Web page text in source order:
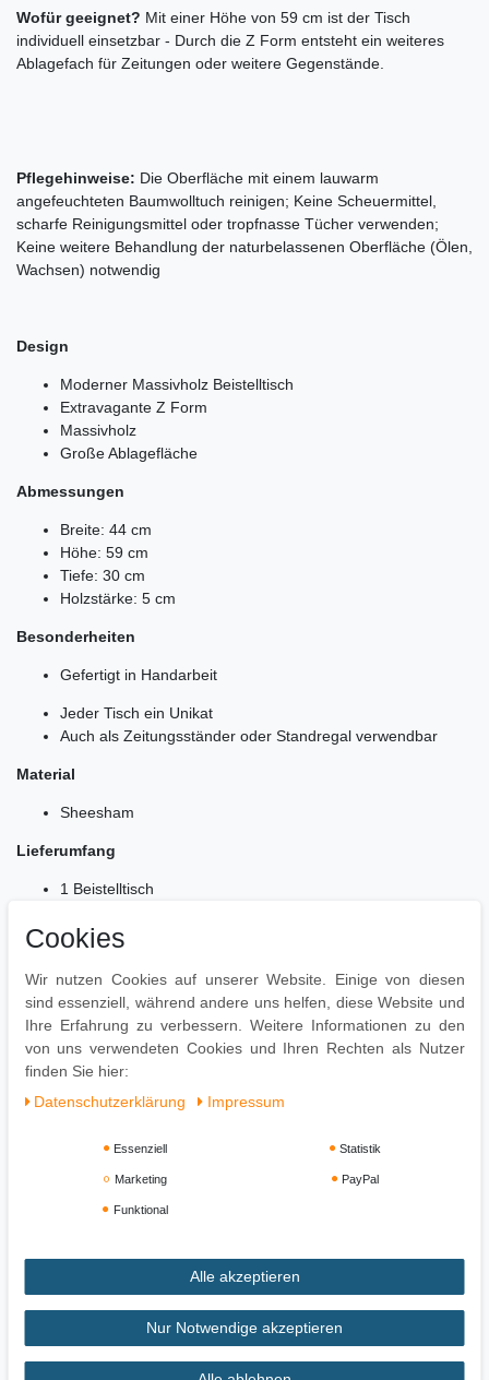
Wofür geeignet? Mit einer Höhe von 59 cm ist der Tisch
individuell einsetzbar - Durch die Z Form entsteht ein weiteres
Ablagefach für Zeitungen oder weitere Gegenstände.
Pflegehinweise: Die Oberfläche mit einem lauwarm
angefeuchteten Baumwolltuch reinigen; Keine Scheuermittel,
scharfe Reinigungsmittel oder tropfnasse Tücher verwenden;
Keine weitere Behandlung der naturbelassenen Oberfläche (Ölen,
Wachsen) notwendig
Design
Moderner Massivholz Beistelltisch
Extravagante Z Form
Massivholz
Große Ablagefläche
Abmessungen
Breite: 44 cm
Höhe: 59 cm
Tiefe: 30 cm
Holzstärke: 5 cm
Besonderheiten
Gefertigt in Handarbeit
Jeder Tisch ein Unikat
Auch als Zeitungsständer oder Standregal verwendbar
Material
Sheesham
Lieferumfang
1 Beistelltisch
Da es sich um Handarbeit und um ein Naturprodukt handelt
kommen
Montage
Lieferzustand: Montiert
Impressum Daten­schutz­erklärung AGB
Cookies
Wir nutzen Cookies auf unserer Website. Einige von diesen
sind essenziell, während andere uns helfen, diese Website und
Ihre Erfahrung zu verbessern. Weitere Informationen zu den
von uns verwendeten Cookies und Ihren Rechten als Nutzer
finden Sie hier:
Daten­schutz­erklärung
Impressum
Essenziell Statistik
Marketing PayPal
Funktional
Alle akzeptieren
Nur Notwendige akzeptieren